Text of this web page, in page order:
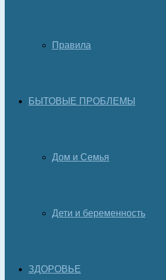
Правила
БЫТОВЫЕ ПРОБЛЕМЫ
Дом и Семья
Дети и беременность
ЗДОРОВЬЕ